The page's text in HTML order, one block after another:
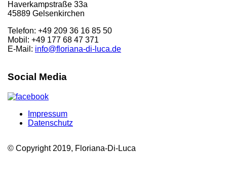
Haverkampstraße 33a
45889 Gelsenkirchen
Telefon: +49 209 36 16 85 50
Mobil: +49 177 68 47 371
E-Mail: info@floriana-di-luca.de
Social Media
Impressum
Datenschutz
© Copyright 2019, Floriana-Di-Luca